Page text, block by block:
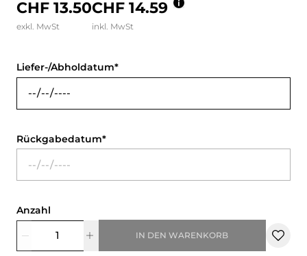
CHF 13.50
exkl. MwSt
CHF 14.59
inkl. MwSt
Liefer-/Abholdatum
Rückgabedatum
Anzahl
IN DEN WARENKORB